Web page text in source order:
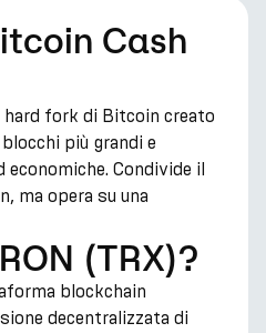
Cash
hard fork di Bitcoin creato
più grandi e
Condivide il
ma opera su una
(TRX)?
blockchain
decentralizzata di